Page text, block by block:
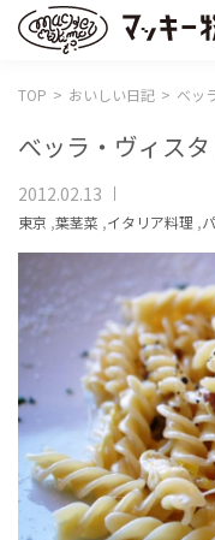
TOP おいしい日記 べッ
べッラ・ヴィスタ
2012.02.13
東京 ,葉茎菜 ,イタリア料理 ,